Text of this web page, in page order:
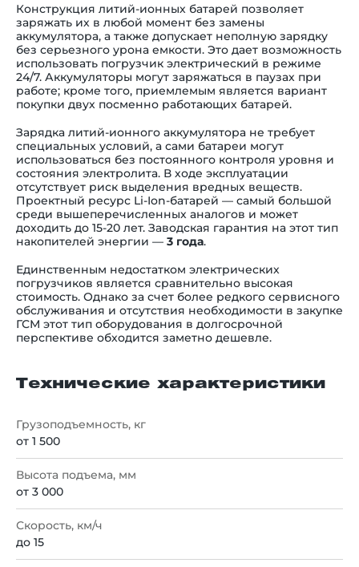
Конструкция литий-ионных батарей позволяет
заряжать их в любой момент без замены
аккумулятора, а также допускает неполную зарядку
без серьезного урона емкости. Это дает возможность
использовать погрузчик электрический в режиме
24/7. Аккумуляторы могут заряжаться в паузах при
работе; кроме того, приемлемым является вариант
покупки двух посменно работающих батарей.
Зарядка литий-ионного аккумулятора не требует
специальных условий, а сами батареи могут
использоваться без постоянного контроля уровня и
состояния электролита. В ходе эксплуатации
отсутствует риск выделения вредных веществ.
Проектный ресурс Li-Ion-батарей — самый большой
среди вышеперечисленных аналогов и может
доходить до 15-20 лет. Заводская гарантия на этот тип
накопителей энергии — 3 года.
Единственным недостатком электрических
погрузчиков является сравнительно высокая
стоимость. Однако за счет более редкого сервисного
обслуживания и отсутствия необходимости в закупке
ГСМ этот тип оборудования в долгосрочной
перспективе обходится заметно дешевле.
Технические характеристики
Грузоподъемность, кг
от 1 500
Высота подъема, мм
от 3 000
Скорость, км/ч
до 15